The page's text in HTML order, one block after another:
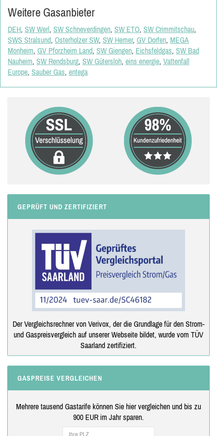
Weitere Gasanbieter
DEH, SW Werl, SW Schneverdingen, SW ETO, SW Crimmitschau,
SWS Stralsund, Osterholzer SW, SW Hemer, GV Dorfen, MEGA
Monheim, GV Pforzheim Land, SW Giengen, Eichsfeldgas, SW Bad
Nauheim, SW Rendsburg, SW Gütersloh, eins energie, Vattenfall
Europe, Sauber Gas, entega
GEPRÜFT UND ZERTIFIZIERT
Der Vergleichsrechner von Verivox, der die Grundlage für den Strom-
und Gaspreisvergleich auf unserer Webseite bildet, wurde vom TÜV
Saarland zertifiziert.
GASPREISE VERGLEICHEN
Mehrere tausend Gastarife können Sie hier vergleichen und bis zu
900 EUR im Jahr sparen.